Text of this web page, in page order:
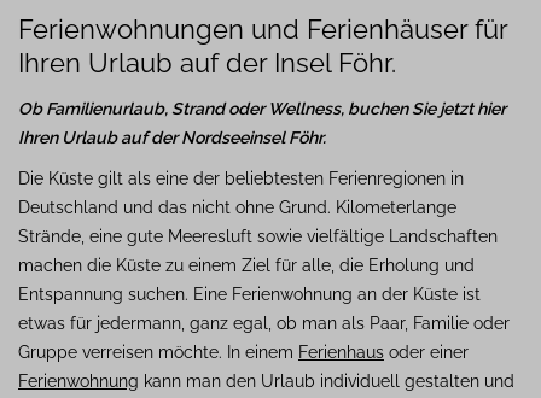
Entfernung
zum
Strand
Sie
kennen
Ihre
Unterkunft
bereits?
Ferienwohnungen und Ferienhäuser für
Ihren Urlaub auf der Insel Föhr.
Ob Familienurlaub, Strand oder Wellness, buchen Sie jetzt hier
Ihren Urlaub auf der Nordseeinsel Föhr.
Die Küste gilt als eine der beliebtesten Ferienregionen in
Deutschland und das nicht ohne Grund. Kilometerlange
Strände, eine gute Meeresluft sowie vielfältige Landschaften
machen die Küste zu einem Ziel für alle, die Erholung und
Entspannung suchen. Eine Ferienwohnung an der Küste ist
etwas für jedermann, ganz egal, ob man als Paar, Familie oder
Gruppe verreisen möchte. In einem Ferienhaus oder einer
Ferienwohnung kann man den Urlaub individuell gestalten und